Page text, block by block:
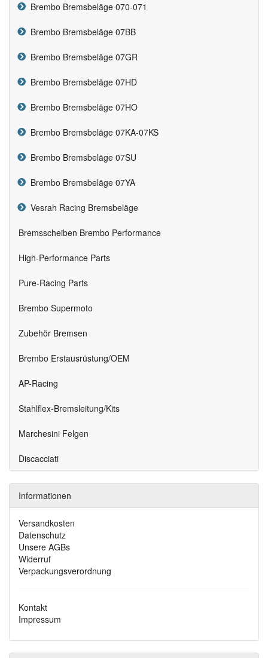
Brembo Bremsbeläge 070-071
Brembo Bremsbeläge 07BB
Brembo Bremsbeläge 07GR
Brembo Bremsbeläge 07HD
Brembo Bremsbeläge 07HO
Brembo Bremsbeläge 07KA-07KS
Brembo Bremsbeläge 07SU
Brembo Bremsbeläge 07YA
Vesrah Racing Bremsbeläge
Bremsscheiben Brembo Performance
High-Performance Parts
Pure-Racing Parts
Brembo Supermoto
Zubehör Bremsen
Brembo Erstausrüstung/OEM
AP-Racing
Stahlflex-Bremsleitung/Kits
Marchesini Felgen
Discacciati
Informationen
Versandkosten
Datenschutz
Unsere AGBs
Widerruf
Verpackungsverordnung
Kontakt
Impressum